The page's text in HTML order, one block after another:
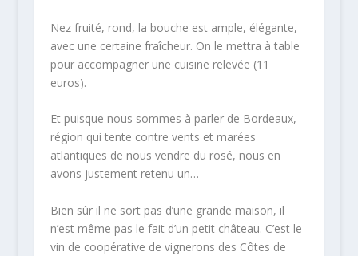
Nez fruité, rond, la bouche est ample, élégante,
avec une certaine fraîcheur. On le mettra à table
pour accompagner une cuisine relevée (11
euros).
Et puisque nous sommes à parler de Bordeaux,
région qui tente contre vents et marées
atlantiques de nous vendre du rosé, nous en
avons justement retenu un…
Bien sûr il ne sort pas d’une grande maison, il
n’est même pas le fait d’un petit château. C’est le
vin de coopérative de vignerons des Côtes de